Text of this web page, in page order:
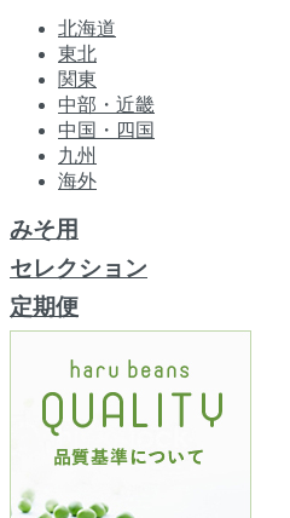
北海道
東北
関東
中部・近畿
中国・四国
九州
海外
みそ用
セレクション
定期便